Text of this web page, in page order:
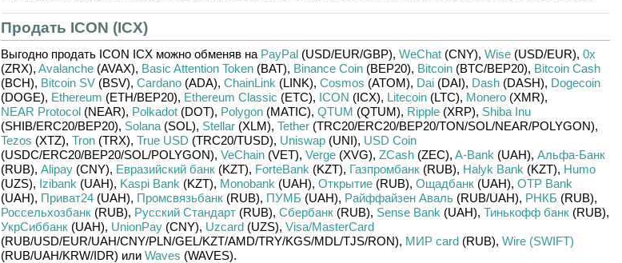
Продать ICON (ICX)
Выгодно продать ICON ICXможно обменяв на PayPal(USD/EUR/GBP), WeChat(CNY), Wise(USD/EUR), 0x
(ZRX), Avalanche(AVAX), Basic Attention Token(BAT), Binance Coin(BEP20), Bitcoin(BTC/BEP20), Bitcoin Cash
(BCH), Bitcoin SV(BSV), Cardano(ADA), ChainLink (LINK), Cosmos (ATOM), Dai(DAI), Dash(DASH), Dogecoin
(DOGE), Ethereum (ETH/BEP20), Ethereum Classic (ETC), ICON (ICX), Litecoin(LTC), Monero(XMR),
NEAR Protocol(NEAR), Polkadot(DOT), Polygon(MATIC), QTUM (QTUM), Ripple(XRP), Shiba Inu
(SHIB/ERC20/BEP20), Solana(SOL), Stellar(XLM), Tether(TRC20/ERC20/BEP20/TON/SOL/NEAR/POLYGON),
Tezos (XTZ), Tron(TRX), True USD (TRC20/TUSD), Uniswap(UNI), USD Coin
(USDC/ERC20/BEP20/SOL/POLYGON), VeChain(VET), Verge(XVG), ZCash(ZEC), A-Bank (UAH), Альфа-Банк
(RUB), Alipay(CNY), Евразийский банк(KZT), ForteBank (KZT), Газпромбанк(RUB), Halyk Bank (KZT), Humo
(UZS), Izibank (UAH), Kaspi Bank (KZT), Monobank (UAH), Открытие(RUB), Ощадбанк(UAH), OTP Bank
(UAH), Приват24(UAH), Промсвязьбанк(RUB), ПУМБ (UAH), Райффайзен Аваль(RUB/UAH), РНКБ (RUB),
Россельхозбанк(RUB), Русский Стандарт(RUB), Сбербанк(RUB), Sense Bank (UAH), Тинькофф банк(RUB),
УкрСиббанк(UAH), UnionPay(CNY), Uzcard(UZS), Visa/MasterCard
(RUB/USD/EUR/UAH/CNY/PLN/GEL/KZT/AMD/TRY/KGS/MDL/TJS/RON), МИР card(RUB), Wire (SWIFT)
(RUB/UAH/KRW/IDR) или Waves (WAVES).